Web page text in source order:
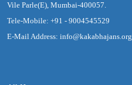
Vile Parle(E), Mumbai-400057.
Tele-Mobile: +91 - 9004545529
E-Mail Address: info@kakabhajans.org